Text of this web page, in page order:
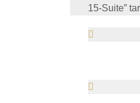
15-Suite”